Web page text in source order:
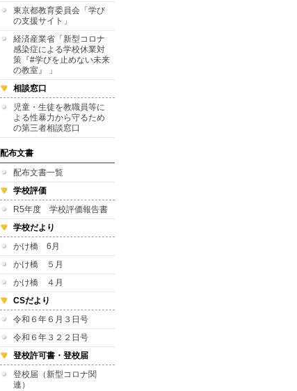
東京都教育委員会「学び
の支援サイト」
経済産業省「新型コロナ
感染症による学校休業対
策『#学びを止めない未来
の教室』 」
相談窓口
児童・生徒を教職員等に
よる性暴力から守るため
の第三者相談窓口
配布文書
配布文書一覧
学校評価
R5年度 学校評価報告書
学校だより
かけ橋 6月
かけ橋 ５月
かけ橋 ４月
CSだより
令和６年６月３日号
令和６年３２２日号
登校許可書・登校届
登校届（新型コロナ関
連）